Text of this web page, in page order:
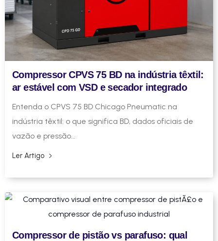
Compressor CPVS 75 BD na indústria têxtil:
ar estável com VSD e secador integrado
Entenda o CPVS 75 BD Chicago Pneumatic na
indústria têxtil: o que significa BD, dados oficiais de
vazão e pressão...
Ler Artigo
Compressor de pistão vs parafuso: qual